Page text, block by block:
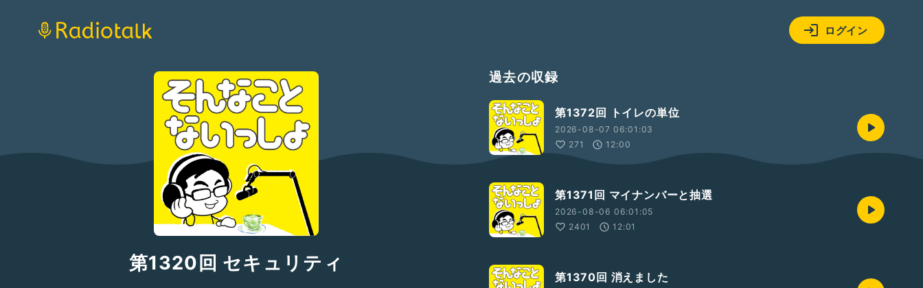
ログイン
第1320回 セキュリティ
過去の収録
第1372回 トイレの単位
2026-08-07 06:01:03
271
12:00
第1371回 マイナンバーと抽選
2026-08-06 06:01:05
2401
12:01
第1370回 消えました